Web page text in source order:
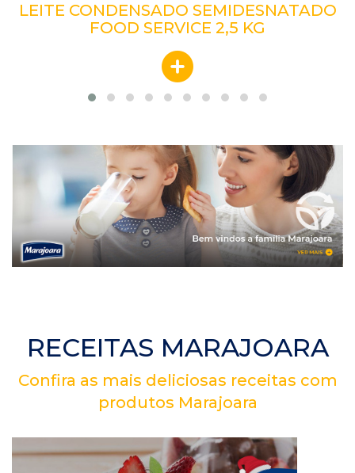
LEITE CONDENSADO SEMIDESNATADO
FOOD SERVICE 2,5 KG
RECEITAS MARAJOARA
Confira as mais deliciosas receitas com
produtos Marajoara